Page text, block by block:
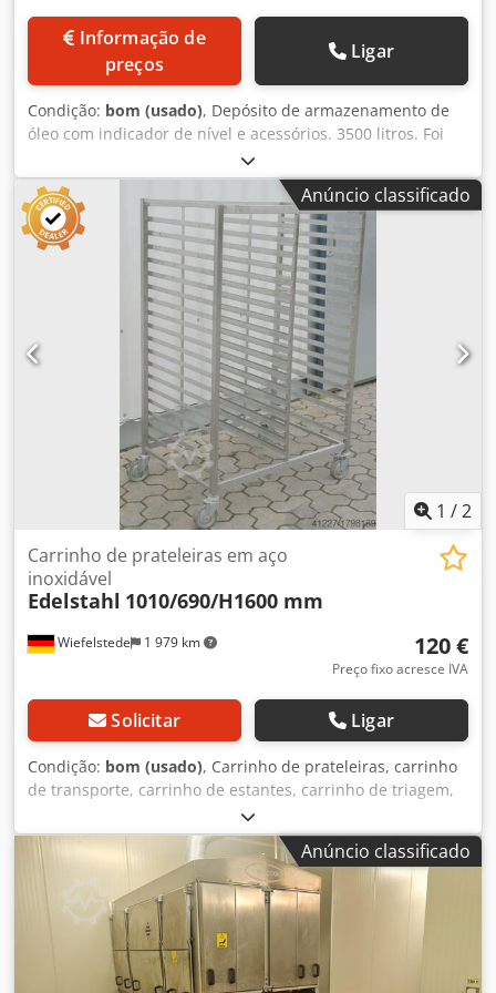
preços
Ligar
Condição: bom (usado), Depósito de armazenamento de
óleo com indicador de nível e acessórios. 3500 litros. Foi
utilizado com uma fritadeira contínua para armazenar o
óleo quando este é esvaziado. O modelo VTC3500 é o
mesmo que OLT3500. Dkedpon Upivsfx Aa IsrAnúncio classificado
1 /2
Wiefelstede 1 979 km
Carrinho de prateleiras em aço
inoxidável
Edelstahl 1010/690/H1600 mm
120 €
Preço fixo acresce IVA
Solicitar Ligar
Condição: bom (usado), Carrinho de prateleiras, carrinho
de transporte, carrinho de estantes, carrinho de triagem,
carrinho de picking, estante móvel, carrinho de grelhas,
carrinho de bastidores -Largura: 1010 mm -Profundidade:
690 mm -Altura: 1600 mm -Número de compartimentos: 36
Dksdpfob A Rbqox Aa Ijr -Material: aço inoxidável -Largura
das chapas: 460 mm -Quantidade: 1 peça disponível -Peso:
Anúncio classificado